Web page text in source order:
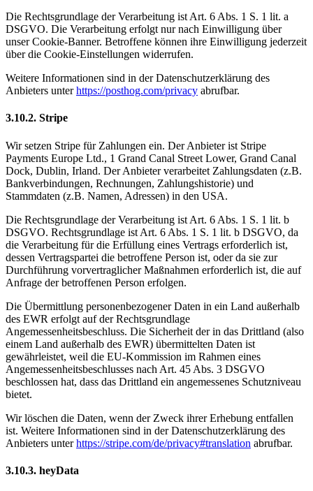
Die Rechtsgrundlage der Verarbeitung ist Art. 6 Abs. 1 S. 1 lit. a
DSGVO. Die Verarbeitung erfolgt nur nach Einwilligung über
unser Cookie-Banner. Betroffene können ihre Einwilligung jederzeit
über die Cookie-Einstellungen widerrufen.
Weitere Informationen sind in der Datenschutzerklärung des
Anbieters unter https://posthog.com/privacy abrufbar.
3.10.2. ​Stripe​
Wir setzen Stripe für Zahlungen ein. Der Anbieter ist Stripe
Payments Europe Ltd., 1 Grand Canal Street Lower, Grand Canal
Dock, Dublin, Irland. Der Anbieter verarbeitet Zahlungsdaten (z.B.
Bankverbindungen, Rechnungen, Zahlungshistorie) und
Stammdaten (z.B. Namen, Adressen) in den USA.
Die Rechtsgrundlage der Verarbeitung ist Art. 6 Abs. 1 S. 1 lit. b
DSGVO. Rechtsgrundlage ist Art. 6 Abs. 1 S. 1 lit. b DSGVO, da
die Verarbeitung für die Erfüllung eines Vertrags erforderlich ist,
dessen Vertragspartei die betroffene Person ist, oder da sie zur
Durchführung vorvertraglicher Maßnahmen erforderlich ist, die auf
Anfrage der betroffenen Person erfolgen.
Die Übermittlung personenbezogener Daten in ein Land außerhalb
des EWR erfolgt auf der Rechtsgrundlage
Angemessenheitsbeschluss. Die Sicherheit der in das Drittland (also
einem Land außerhalb des EWR) übermittelten Daten ist
gewährleistet, weil die EU-Kommission im Rahmen eines
Angemessenheitsbeschlusses nach Art. 45 Abs. 3 DSGVO
beschlossen hat, dass das Drittland ein angemessenes Schutzniveau
bietet.
Wir löschen die Daten, wenn der Zweck ihrer Erhebung entfallen
ist. Weitere Informationen sind in der Datenschutzerklärung des
Anbieters unter https://stripe.com/de/privacy#translation abrufbar.
3.10.3. heyData